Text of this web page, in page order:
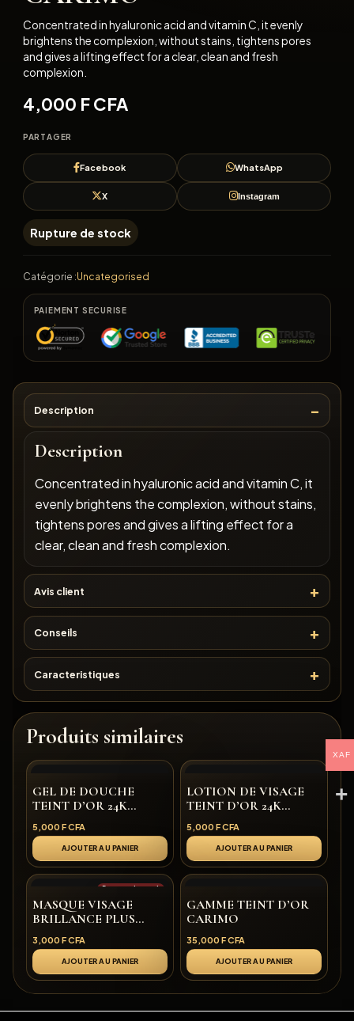
4,000 F CFA
Concentrated in hyaluronic acid and vitamin C, it evenly
brightens the complexion, without stains, tightens pores
and gives a lifting effect for a clear, clean and fresh
complexion.
PARTAGER
Facebook WhatsApp
X Instagram
Rupture de stock
Catégorie :Uncategorised
PAIEMENT SECURISE
Description
Description
Concentrated in hyaluronic acid and vitamin C, it
evenly brightens the complexion, without stains,
tightens pores and gives a lifting effect for a
clear, clean and fresh complexion.
Avis client
Conseils
Caracteristiques
Produits similaires
GEL DE DOUCHE
TEINT D’OR 24K
5,000 F CFA
AJOUTER AU PANIER
LOTION DE VISAGE
TEINT D’OR 24K
5,000 F CFA
AJOUTER AU PANIER
Rupture de stock
MASQUE VISAGE
BRILLANCE PLUS
3,000 F CFA
AJOUTER AU PANIER
GAMME TEINT D’OR
CARIMO
35,000 F CFA
AJOUTER AU PANIER
XAF